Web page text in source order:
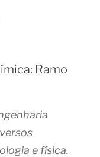
Ramo
e física.